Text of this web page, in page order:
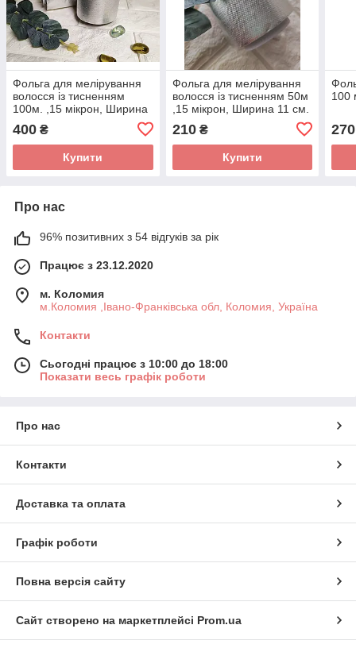
Фольга для мелірування
волосся із тисненням
100м. ,15 мікрон, Ширина
400 ₴
Купити
Фольга для мелірування
волосся із тисненням 50м
,15 мікрон, Ширина 11 см.
210₴
Купити
100
270
Про нас
96% позитивних з 54 відгуків за рік
Працює з 23.12.2020
м. Коломия
м.Коломия ,Івано-Франківська обл, Коломия, Україна
Контакти
Сьогодні працює з 10:00 до 18:00
Показати весь графік роботи
Про нас
Контакти
Доставка та оплата
Графік роботи
Повна версія сайту
Сайт створено на маркетплейсі Prom.ua